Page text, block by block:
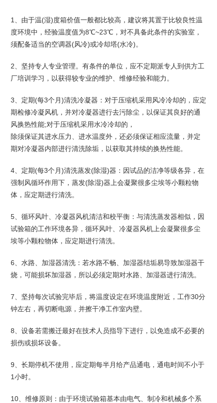
1、由于温(湿)度箱价值一般都比较高，建议将其置于比较良性温
度环境中，经验温度值为8℃~23℃，对不具备此条件的实验室，
须配备适当的空调器(风冷)或冷却塔(水冷)。
2、坚持专人专业管理。有条件的单位，应不定期派专人到供方工
厂培训学习，以获得较专业的维护、维修经验和能力。
3、定期(每3个月)清洗冷凝器：对于压缩机采用风冷冷却的，应定
期检修冷凝风机，并对冷凝器进行去污除尘，以保证其良好的通
风换热性能;对于压缩机采用水冷冷却的，
除须保证其进水压力、进水温度外，还必须保证相应流量，并定
期对冷凝器内部进行清洗除垢，以获取其持续的换热性能。
4、定期(每3个月)清洗蒸发(除湿)器：因试品的洁净等级各异，在
强制风循环作用下，蒸发(除湿)器上会凝聚很多尘埃等小颗粒物
体，应定期进行清洗。
5、循环风叶、冷凝器风机清洁和校平衡：与清洗蒸发器相似，因
试验箱的工作环境各异，循环风叶、冷凝器风机上会凝聚很多尘
埃等小颗粒物体，应定期进行清洗。
6、水路、加湿器清洗：若水路不畅、加湿器结垢易导致加湿器干
烧，可能损坏加湿器，所以必须定期对水路、加湿器进行清洗。
7、坚持每次试验完毕后，将温度设定在环境温度附近，工作30分
钟左右，再切断电源，并擦干净工作室内壁。
8、设备若需搬迁最好在技术人员指导下进行，以免造成不必要的
损伤或损坏设备。
9、长期停机不使用，应定期每半月给产品通电，通电时间不小于
1小时。
10、维修原则：由于环境试验箱基本由电气、制冷和机械多个系